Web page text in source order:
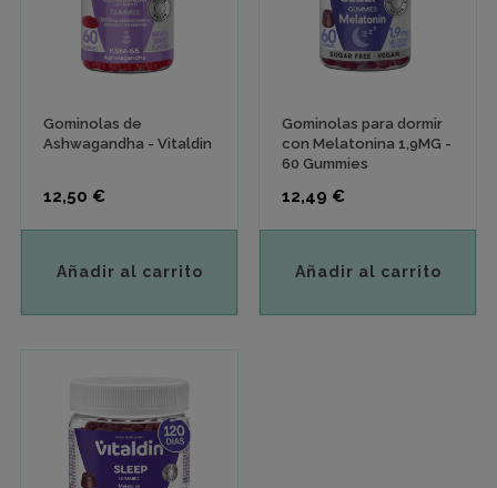
Gominolas de
Ashwagandha - Vitaldin
Precio
12,50 €
Añadir al carrito
Gominolas para dormir
con Melatonina 1,9MG -
60 Gummies
Precio
12,49 €
Añadir al carrito